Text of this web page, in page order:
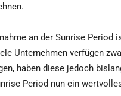
an der Sunrise Period
Unternehmen verfügen
haben diese jedoch
Period nun ein